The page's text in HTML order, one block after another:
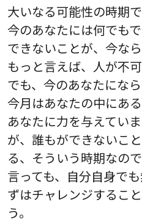
大いなる可能性の時期で
今のあなたには何でも
できないことが、今な
もっと言えば、人が不
でも、今のあなたにな
今月はあなたの中にあ
あなたに力を与えてい
が、誰もができないこ
る、そういう時期なの
言っても、自分自身で
ずはチャレンジするこ
う。